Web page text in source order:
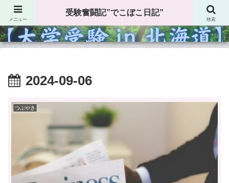
受験奮闘記”でこぼこ日記”
2024-09-06
つぶやき
メニュー
受験奮闘記”でこぼこ日記”
検索